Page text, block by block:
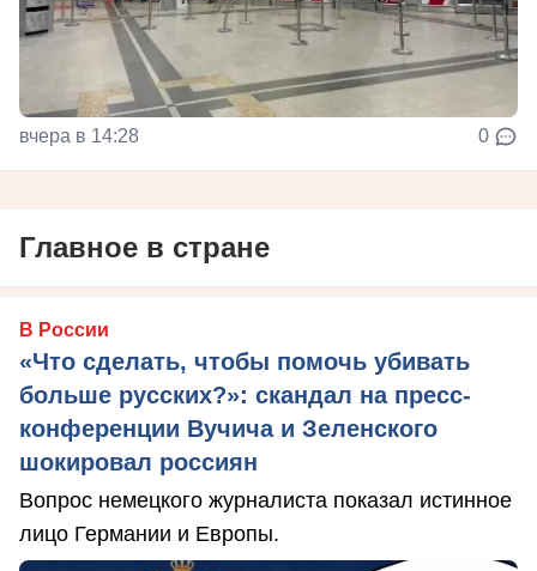
вчера в 14:28 0
Главное в стране
В России
«Что сделать, чтобы помочь убивать
больше русских?»: скандал на пресс-
конференции Вучича и Зеленского
шокировал россиян
Вопрос немецкого журналиста показал истинное
лицо Германии и Европы.